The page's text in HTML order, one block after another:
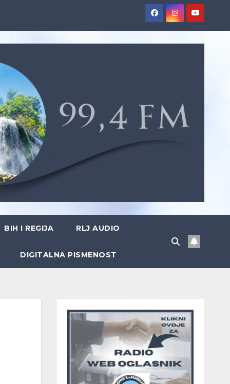
BIH I REGIJA RLJ AUDIO
DIGITALNA PISMENOST